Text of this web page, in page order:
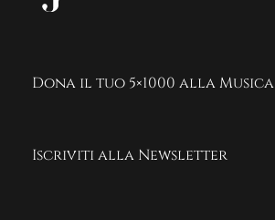
Dona il tuo 5×1000 alla Musica
Iscriviti alla Newsletter